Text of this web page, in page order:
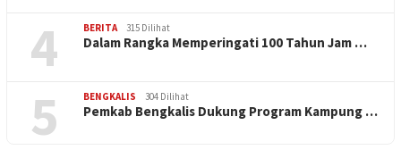
4 BERITA 315 Dilihat
Dalam Rangka Memperingati 100 Tahun Jam …
5 BENGKALIS 304 Dilihat
Pemkab Bengkalis Dukung Program Kampung …